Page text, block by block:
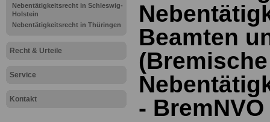
Nebentätigkeitsrecht in Schleswig-
Holstein
Nebentätigkeitsrecht in Thüringen
Recht & Urteile
Service
Kontakt
Beamten
(Bremische
- BremNVO